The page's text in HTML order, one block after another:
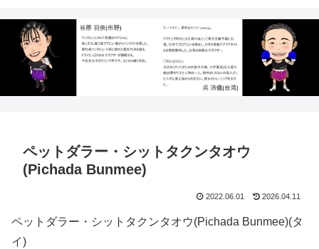
ペットダラー・シットタクンタオウ
(Pichada Bunmee)
2022.06.01 2026.04.11
ペットダラー・シットタクンタオウ(Pichada Bunmee)(タ
イ)